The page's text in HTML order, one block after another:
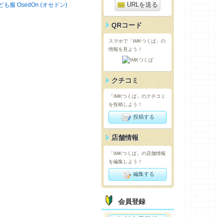
も服 OsedOn (オセドン) URLを送る
QRコード
スマホで「IMKつくば」の
情報を見よう！
クチコミ
「IMKつくば」のクチコミ
を投稿しよう！
投稿する
店舗情報
「IMKつくば」の店舗情報
を編集しよう！
編集する
会員登録